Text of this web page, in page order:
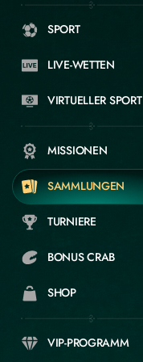
SPORT
LIVE-WETTEN
VIRTUELLER SPORT
MISSIONEN
SAMMLUNGEN
TURNIERE
BONUS CRAB
SHOP
VIP-PROGRAMM